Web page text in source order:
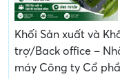
Khối Sản xuất và
trợ/Back office –
máy Công ty Cổ